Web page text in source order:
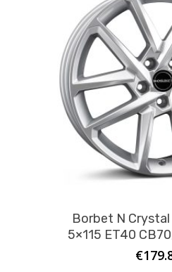
Borbet N Crystal
5×115 ET40
€